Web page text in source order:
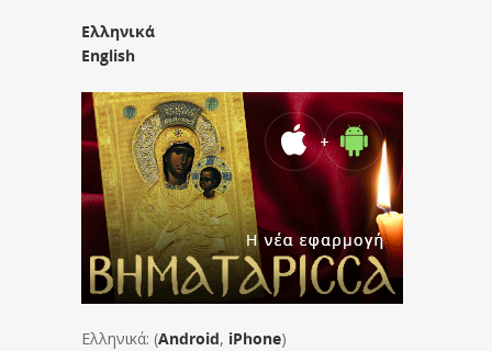
Ελληνικά
English
Ελληνικά: (Android, iPhone)